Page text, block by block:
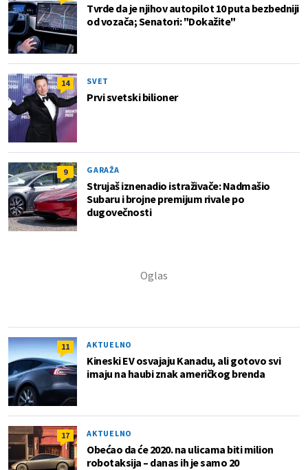
Tvrde da je njihov autopilot 10 puta bezbedniji
od vozača; Senatori: "Dokažite"
14 SVET
Prvi svetski bilioner
9 GARAŽA
Strujaš iznenadio istraživače: Nadmašio
Subaru i brojne premijum rivale po
dugovečnosti
11 AKTUELNO
Kineski EV osvajaju Kanadu, ali gotovo svi
imaju na haubi znak američkog brenda
17 AKTUELNO
Obećao da će 2020. na ulicama biti milion
robotaksija – danas ih je samo 20